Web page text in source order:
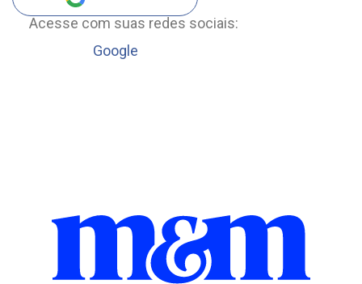
Acesse com suas redes sociais:
Google